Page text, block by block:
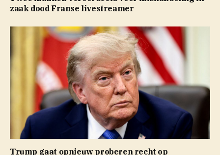
zaak dood Franse livestreamer
Trump gaat opnieuw proberen recht op